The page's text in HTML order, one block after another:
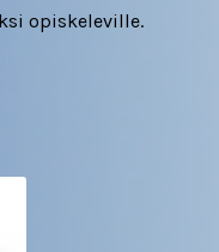
opiskeleville.